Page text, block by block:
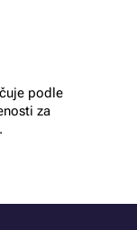
podle
za
spokojenosti